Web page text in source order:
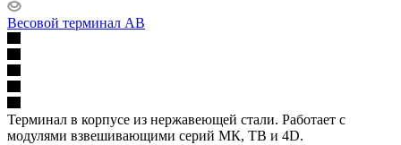
Весовой терминал AB
Терминал в корпусе из нержавеющей стали. Работает с
модулями взвешивающими серий МК, ТВ и 4D.